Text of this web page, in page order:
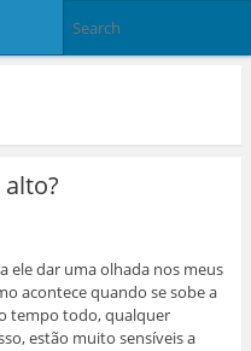
ele dar uma olhada nos meus
acontece quando se sobe a
tempo todo, qualquer
estão muito sensíveis a